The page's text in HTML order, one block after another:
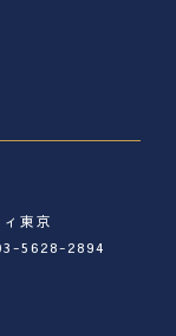
東京
5628-2894